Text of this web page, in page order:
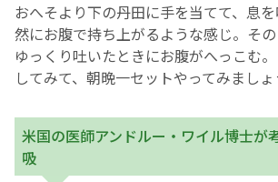
おへそより下の丹田に手を当てて、息
然にお腹で持ち上がるような感じ。その
ゆっくり吐いたときにお腹がへっこむ
してみて、朝晩一セットやってみましょ
米国の医師アンドルー・ワイル博士が
吸